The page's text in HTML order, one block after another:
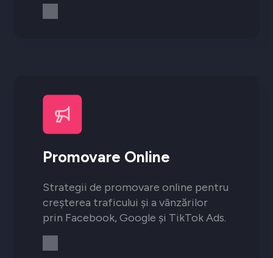
Promovare Online
Strategii de promovare online pentru
creșterea traficului și a vânzărilor
prin Facebook, Google și TikTok Ads.